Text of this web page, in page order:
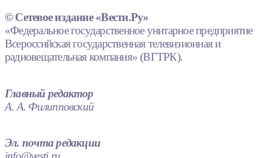
© Сетевое издание «Вести.Ру»
«Федеральное государственное унитарное предприятие
Всероссийская государственная телевизионная и
радиовещательная компания» (ВГТРК).
Главный редактор
А. А. Филипповский
Эл. почта редакции